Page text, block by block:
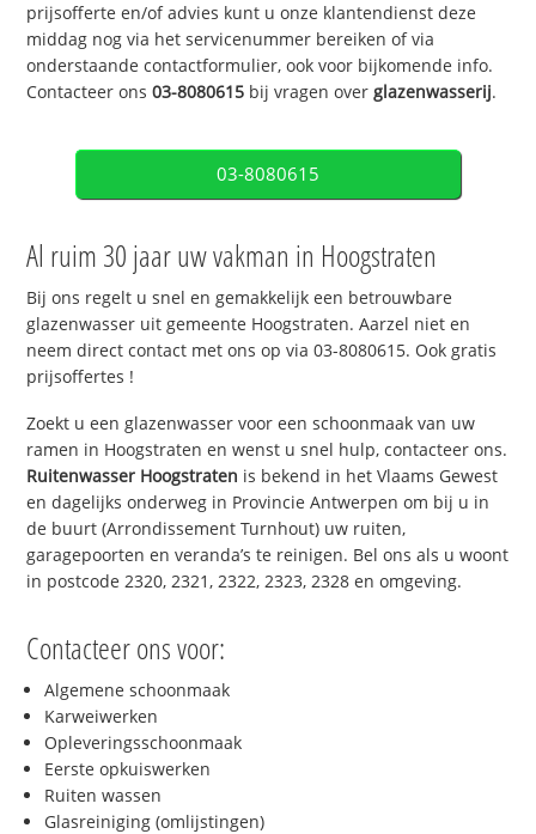
prijsofferte en/of advies kunt u onze klantendienst deze
middag nog via het servicenummer bereiken of via
onderstaande contactformulier, ook voor bijkomende info.
Contacteer ons03-8080615 bij vragen overglazenwasserij.
03-8080615
Al ruim 30 jaar uw vakman in Hoogstraten
Bij ons regelt u snel en gemakkelijk een betrouwbare
glazenwasser uit gemeente Hoogstraten. Aarzel niet en
neem direct contact met ons op via 03-8080615. Ook gratis
prijsoffertes !
Zoekt u een glazenwasser voor een schoonmaak van uw
ramen in Hoogstraten en wenst u snel hulp, contacteer ons.
Ruitenwasser Hoogstraten is bekend in het Vlaams Gewest
en dagelijks onderweg in Provincie Antwerpen om bij u in
de buurt (Arrondissement Turnhout) uw ruiten,
garagepoorten en veranda’s te reinigen. Bel ons als u woont
in postcode 2320, 2321, 2322, 2323, 2328 en omgeving.
Contacteer ons voor:
Algemene schoonmaak
Karweiwerken
Opleveringsschoonmaak
Eerste opkuiswerken
Ruiten wassen
Glasreiniging (omlijstingen)